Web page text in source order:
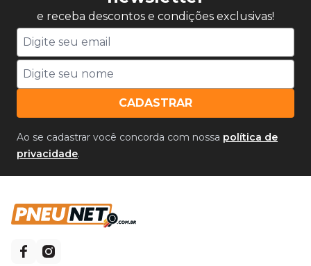
e receba descontos e condições exclusivas!
CADASTRAR
Ao se cadastrar você concorda com nossa política de
privacidade.